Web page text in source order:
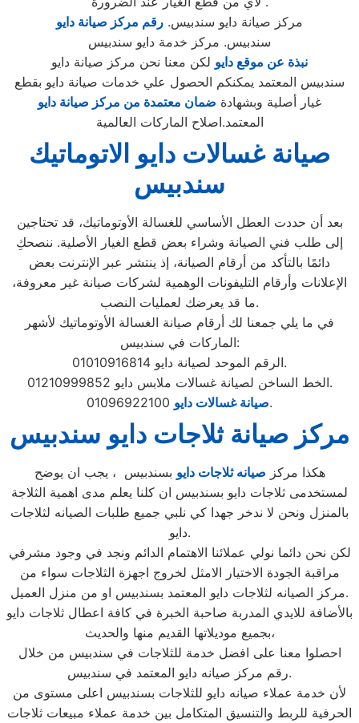
مركز صيانة دايو سندبيس. رقم مركز صيانة دايو
سندبيس. مركز خدمة دايو سندبيس
نبذة عن موقع دايو لكن معنا نحن مركز صيانة دايو
سندبيس المعتمد يمكنكم الحصول علي خدمات صيانة دايو بقطع
غيار أصلية وبشهادة ضمان معتمدة من مركز صيانة دايو
المعتمد.اصلاح الماركات العالمية
صيانة غسالات دايو الاتوماتيك
سندبيس
بعد أن حددت العطل الأساسي للغسالة الأوتوماتيك، قد تحتاجين
إلى طلب فني الصيانة وشراء بعض قطع الغيار الأصلية. ننصحكِ
دائمًا بالتأكد من أرقام الصيانة، إذ ينتشر عبر الإنترنت بعض
الإعلانات وأرقام التليفونات الوهمية لشركات صيانة غير معروفة،
ما قد يعرضك لعمليات النصب.
في ما يلي جمعنا لك أرقام صيانة الغسالة الأوتوماتيك لأشهر
الماركات في سندبيس:
الرقم الموحد لصيانة دايو 01010916814.
الخط الساخن لصيانة غسالات ملابس دايو 01210999852.
صيانة غسالات دايو01096922100.
مركز صيانة ثلاجات دايو سندبيس
هكذا مركز صيانه ثلاجات دايو بسندبيس ، يجب ان يوضح
لمستخدمى ثلاجات دايو بسندبيس ان كلنا يعلم مدى اهمية الثلاجة
بالمنزل ونحن لا ندخر جهدا كي نلبي جميع طلبات الصيانه لثلاجات
دايو.
لكن نحن دائما نولي عملائنا الاهتمام الدائم ونجد في وجود مشرفي
مراقبة الجودة الاختيار الامثل لخروج اجهزة الثلاجات سواء من
مركز الصيانه لثلاجات دايو المعتمد بسندبيس او من منزل العميل.
بالأضافة للايدي المدربة صاحبة الخبرة في كافة اعطال ثلاجات دايو
بجميع موديلاتها القديم منها والحديث،
احصلوا معنا على افضل خدمة للثلاجات في سندبيس من خلال
رقم مركز صيانه دايو المعتمد في سندبيس.
لأن خدمة عملاء صيانه دايو للثلاجات بسندبيس اعلى مستوى من
الحرفية للربط والتنسيق المتكامل بين خدمة عملاء مبيعات ثلاجات